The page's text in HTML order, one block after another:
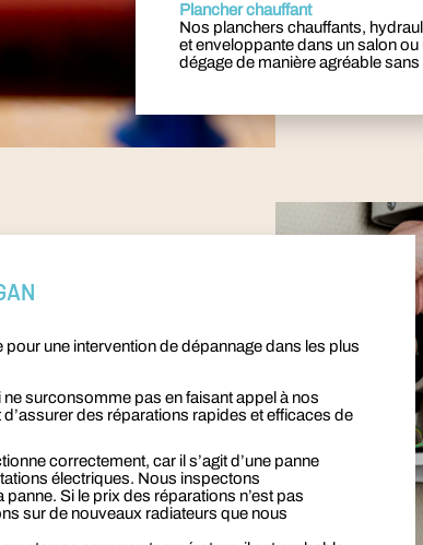
Plancher chauffant
Nos planchers chauffants,
et enveloppante dans un salon
dégage de manière agréable
une intervention de dépannage dans les plus
surconsomme pas en faisant appel à nos
des réparations rapides et efficaces de
correctement, car il s’agit d’une panne
électriques. Nous inspectons
Si le prix des réparations n’est pas
sur de nouveaux radiateurs que nous